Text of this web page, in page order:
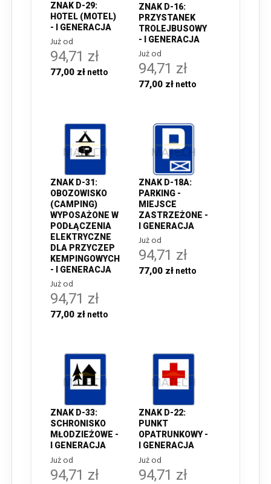
ZNAK D-29:
HOTEL (MOTEL)
- I GENERACJA
Już od
94,71 zł
77,00 zł
ZNAK D-16:
PRZYSTANEK
TROLEJBUSOWY
- I GENERACJA
Już od
94,71 zł
77,00 zł
ZNAK D-31:
OBOZOWISKO
(CAMPING)
WYPOSAŻONE W
PODŁĄCZENIA
ELEKTRYCZNE
DLA PRZYCZEP
KEMPINGOWYCH
- I GENERACJA
Już od
94,71 zł
77,00 zł
ZNAK D-18A:
PARKING -
MIEJSCE
ZASTRZEŻONE -
I GENERACJA
Już od
94,71 zł
77,00 zł
ZNAK D-33:
SCHRONISKO
MŁODZIEŻOWE -
I GENERACJA
Już od
94,71 zł
ZNAK D-22:
PUNKT
OPATRUNKOWY -
I GENERACJA
Już od
94,71 zł